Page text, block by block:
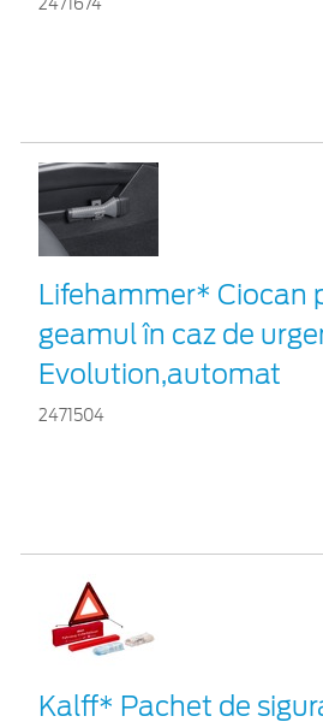
2471674
Lifehammer* Ciocan
geamul în caz de
Evolution,automat
2471504
Kalff* Pachet de